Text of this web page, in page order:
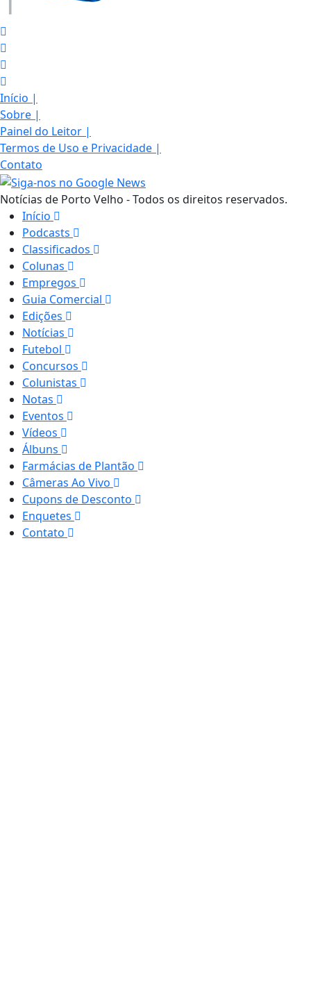
Início |
Sobre |
Painel do Leitor |
Termos de Uso e Privacidade |
Contato
Notícias de Porto Velho - Todos os direitos reservados.
Início
Podcasts
Classificados
Colunas
Empregos
Guia Comercial
Edições
Notícias
Futebol
Concursos
Colunistas
Notas
Eventos
Vídeos
Álbuns
Farmácias de Plantão
Câmeras Ao Vivo
Cupons de Desconto
Enquetes
Contato